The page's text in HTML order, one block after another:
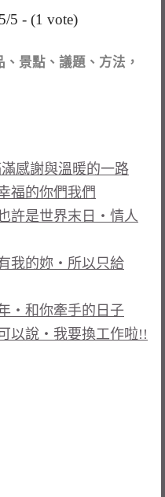
5/5 - (1 vote)
景點、議題、方法，
感謝與溫暖的一路
福的你們我們
許是世界末日‧情人
我的妳‧所以只給
‧和你牽手的日子
以說‧我要換工作啦!!